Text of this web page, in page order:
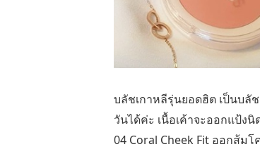
บลัชเกาหลีรุ่นยอดฮิต เป็นบลั
วันได้ค่ะ เนื้อเค้าจะออกแป้ง
04 Coral Cheek Fit ออกส้ม